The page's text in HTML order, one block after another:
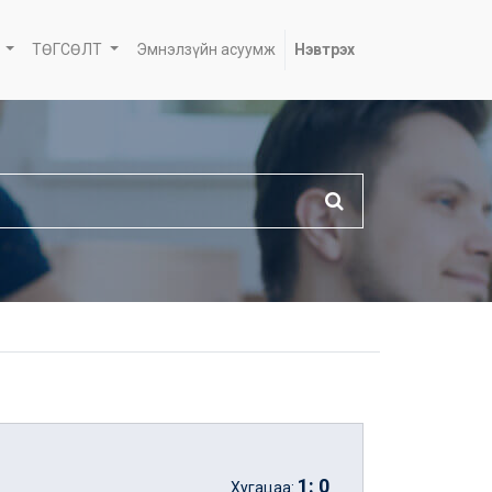
ТӨГСӨЛТ Эмнэлзүйн асуумж Нэвтрэх
Хугацаа: 1: 0